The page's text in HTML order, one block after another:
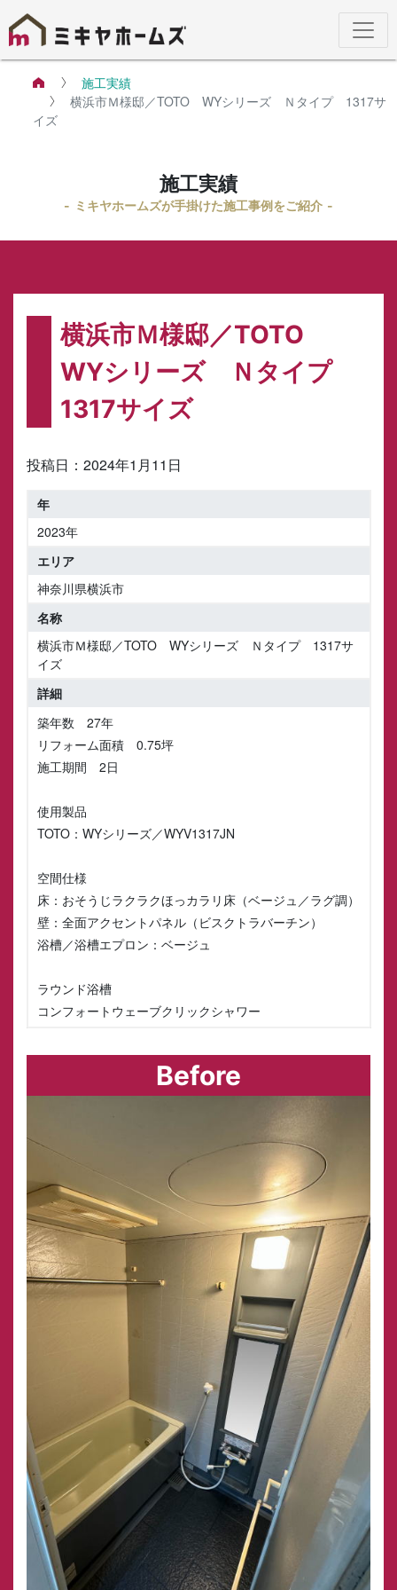
施工実績
横浜市Ｍ様邸／TOTO WYシリーズ Ｎタイプ 1317サ
イズ
施工実績
ミキヤホームズが手掛けた施工事例をご紹介
横浜市Ｍ様邸／TOTO
WYシリーズ Ｎタイプ
1317サイズ
投稿日： 2024年1月11日
2023年
神奈川県横浜市
横浜市Ｍ様邸／TOTO WYシリーズ Ｎタイプ 1317サ
イズ
築年数 27年
リフォーム面積 0.75坪
施工期間 2日
使用製品
TOTO：WYシリーズ／WYV1317JN
空間仕様
床：おそうじラクラクほっカラリ床（ベージュ／ラグ調）
壁：全面アクセントパネル（ビスクトラバーチン）
浴槽／浴槽エプロン：ベージュ
ラウンド浴槽
コンフォートウェーブクリックシャワー
Before